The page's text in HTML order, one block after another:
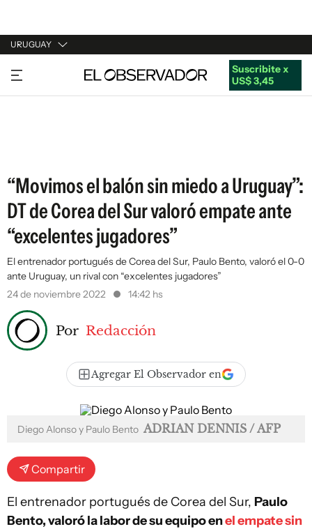
URUGUAY
URUGUAY
ARGENTINA
Suscribite x
US$ 3,45
“Movimos el balón sin miedo a Uruguay”:
DT de Corea del Sur valoró empate ante
“excelentes jugadores”
El entrenador portugués de Corea del Sur, Paulo Bento, valoró el 0-0
ante Uruguay, un rival con “excelentes jugadores”
24 de noviembre 2022
14:42 hs
Por Redacción
Agregar El Observador en
Diego Alonso y Paulo Bento ADRIAN DENNIS / AFP
Compartir
El entrenador portugués de Corea del Sur, Paulo
Bento, valoró la labor de su equipo enel empate sin